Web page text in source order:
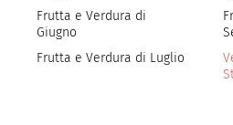
Frutta e Verdura di
Giugno
Frutta e Verdura di Luglio